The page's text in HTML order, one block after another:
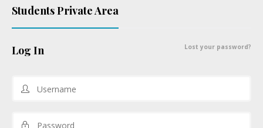
Students Private Area
Log In Lost your password?